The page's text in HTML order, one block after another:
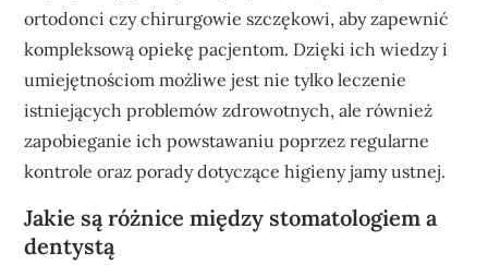
ortodonci czy chirurgowie szczękowi, aby zapewnić
kompleksową opiekę pacjentom. Dzięki ich wiedzy i
umiejętnościom możliwe jest nie tylko leczenie
istniejących problemów zdrowotnych, ale również
zapobieganie ich powstawaniu poprzez regularne
kontrole oraz porady dotyczące higieny jamy ustnej.
Jakie są różnice między stomatologiem a
dentystą